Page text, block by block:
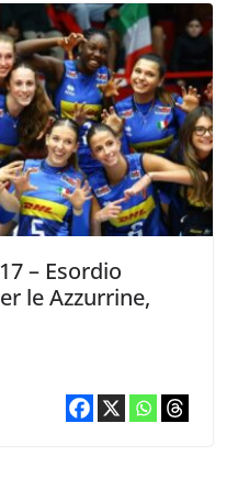
– Esordio
le Azzurrine,